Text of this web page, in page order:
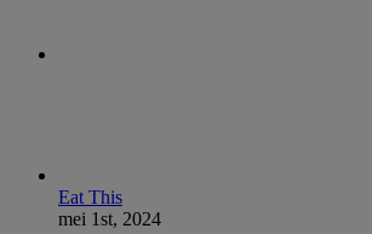
Eat This
mei 1st, 2024